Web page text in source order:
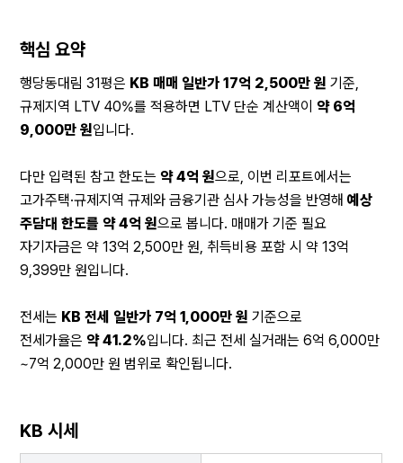
핵심 요약
행당동대림 31평은 KB 매매 일반가 17억 2,500만 원 기준,
규제지역 LTV 40%를 적용하면 LTV 단순 계산액이 약 6억
9,000만 원입니다.
다만 입력된 참고 한도는 약 4억 원으로, 이번 리포트에서는
고가주택·규제지역 규제와 금융기관 심사 가능성을 반영해 예상
주담대 한도를 약 4억 원으로 봅니다. 매매가 기준 필요
자기자금은 약 13억 2,500만 원, 취득비용 포함 시 약 13억
9,399만 원입니다.
전세는 KB 전세 일반가 7억 1,000만 원 기준으로
전세가율은 약 41.2%입니다. 최근 전세 실거래는 6억 6,000만
~7억 2,000만 원 범위로 확인됩니다.
KB 시세